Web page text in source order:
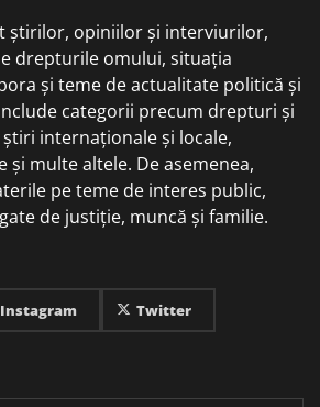
știrilor, opiniilor și interviurilor,
drepturile omului, situația
și teme de actualitate politică și
categorii precum drepturi și
internaționale și locale,
și multe altele. De asemenea,
pe teme de interes public,
de justiție, muncă și familie.
Instagram Twitter